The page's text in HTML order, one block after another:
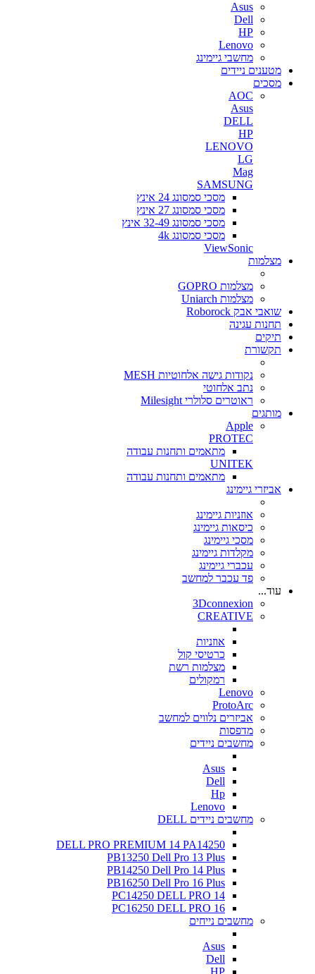
Asus
Dell
HP
Lenovo
מחשבי גיימינג
מטענים ניידים
מסכים
AOC
Asus
DELL
HP
LENOVO
LG
Mag
SAMSUNG
מסכי סמסונג 24 אינץ
מסכי סמסונג 27 אינץ
מסכי סמסונג 32-49 אינץ
מסכי סמסונג 4k
ViewSonic
מצלמות
מצלמות GOPRO
מצלמות Uniarch
שואבי אבק Roborock
תחנות עגינה
תיקים
תקשורת
נקודות גישה אלחוטיות MESH
נתב אלחוטי
ראוטרים סלולרי Milesight
מותגים
Apple
PROTEC
מתאמים ותחנות עבודה
UNITEK
מתאמים ותחנות עבודה
אביזרי גיימינג
אוזניות גיימינג
כיסאות גיימינג
מסכי גיימינג
מקלדות גיימינג
עכברי גיימינג
פד עכבר למחשב
עוד...
3Dconnexion
CREATIVE
אוזניות
כרטיסי קול
מצלמות רשת
רמקולים
Lenovo
ProtoArc
אביזרים נלווים למחשב
מדפסות
מחשבים ניידים
Asus
Dell
Hp
Lenovo
מחשבים ניידים DELL
DELL PRO PREMIUM 14 PA14250
PB13250 Dell Pro 13 Plus
PB14250 Dell Pro 14 Plus
PB16250 Dell Pro 16 Plus
PC14250 DELL PRO 14
PC16250 DELL PRO 16
מחשבים נייחים
Asus
Dell
HP